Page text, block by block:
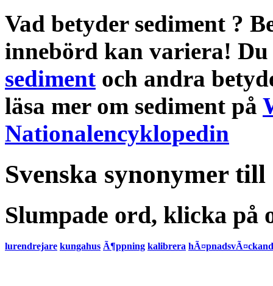
Vad betyder sediment ?
innebörd kan variera!
sediment och andra
läsa mer om sediment på
Nationalencyklopedin
Svenska synonymer
Slumpade ord, klicka på
lurendrejare kungahus Ã¶ppning kalibrera